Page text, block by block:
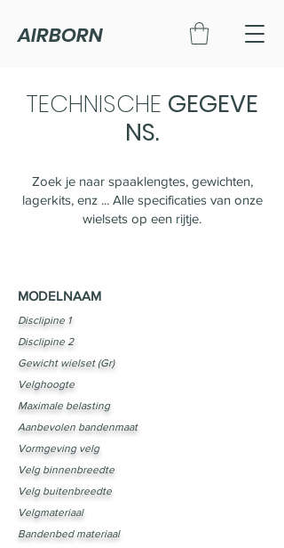
AIRBORN
TECHNISCHE GEGEVE
NS.
Zoek je naar spaaklengtes, gewichten,
lagerkits, enz ... Alle specificaties van onze
wielsets op een rijtje.
MODELNAAM
Disclipine 1
Disclipine 2
Gewicht wielset (Gr)
Velghoogte
Maximale belasting
Aanbevolen bandenmaat
Vormgeving velg
Velg binnenbreedte
Velg buitenbreedte
Velgmateriaal
Bandenbed materiaal